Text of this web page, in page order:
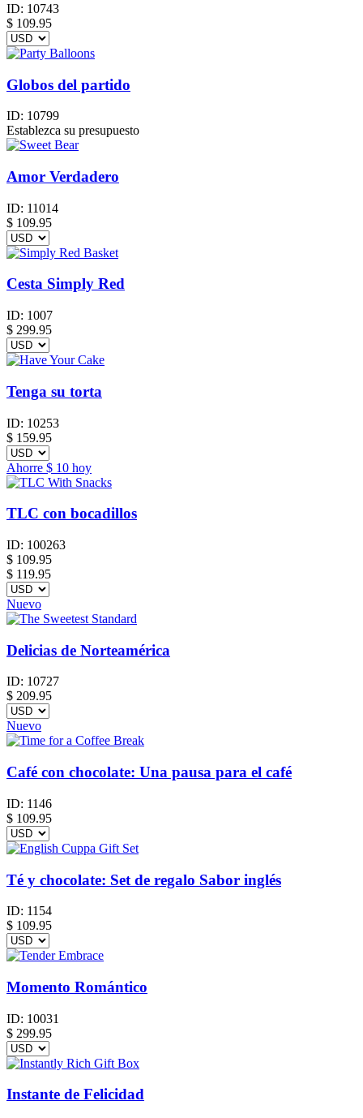
ID: 10743
$ 109.95
Globos del partido
ID: 10799
Establezca su presupuesto
Amor Verdadero
ID: 11014
$ 109.95
Cesta Simply Red
ID: 1007
$ 299.95
Tenga su torta
ID: 10253
$ 159.95
Ahorre $ 10 hoy
TLC con bocadillos
ID: 100263
$ 109.95
$ 119.95
Nuevo
Delicias de Norteamérica
ID: 10727
$ 209.95
Nuevo
Café con chocolate: Una pausa para el café
ID: 1146
$ 109.95
Té y chocolate: Set de regalo Sabor inglés
ID: 1154
$ 109.95
Momento Romántico
ID: 10031
$ 299.95
Instante de Felicidad